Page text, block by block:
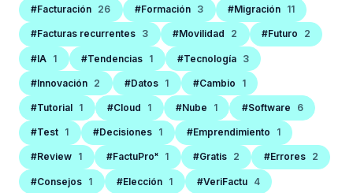
#Facturación 26 #Formación 3 #Migración 11
#Facturas recurrentes 3 #Movilidad 2 #Futuro 2
#IA 1 #Tendencias 1 #Tecnología 3
#Innovación 2 #Datos 1 #Cambio 1
#Tutorial 1 #Cloud 1 #Nube 1 #Software 6
#Test 1 #Decisiones 1 #Emprendimiento 1
#Review 1 #FactuProˣ 1 #Gratis 2 #Errores 2
#Consejos 1 #Elección 1 #VeriFactu 4